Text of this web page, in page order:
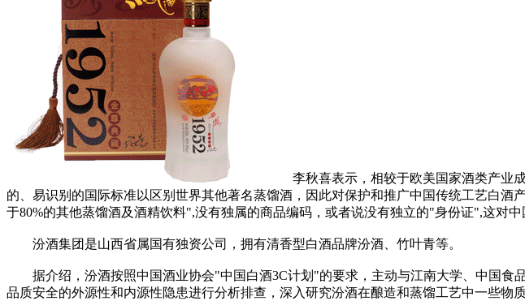
李秋喜表示，相较于欧美国家酒类产业成
的、易识别的国际标准以区别世界其他著名蒸馏酒，因此对保护和推广中国传统工艺白
于80%的其他蒸馏酒及酒精饮料",没有独属的商品编码，或者说没有独立的"身份证",这对
汾酒集团是山西省属国有独资公司，拥有清香型白酒品牌汾酒、竹叶青等。
据介绍，汾酒按照中国酒业协会"中国白酒3C计划"的要求，主动与江南大学、中国食
品质安全的外源性和内源性隐患进行分析排查，深入研究汾酒在酿造和蒸馏工艺中一些